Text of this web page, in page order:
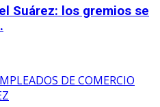
Suárez: los gremios se